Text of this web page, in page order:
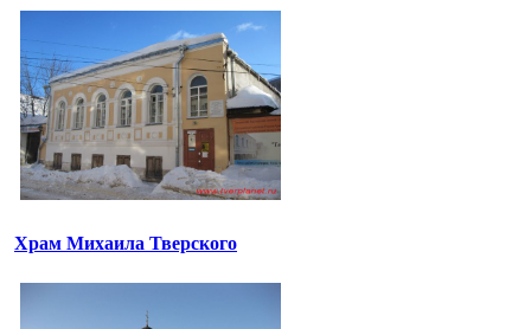
Храм Михаила Тверского